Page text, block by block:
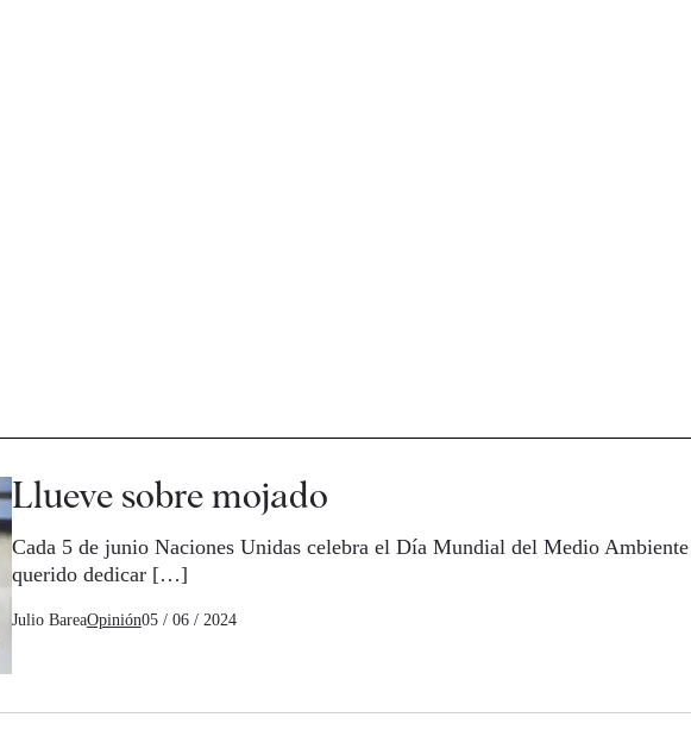
Llueve sobre mojado
Cada 5 de junio Naciones Unidas celebra el Día Mundial del Medio
querido dedicar […]
Julio BareaOpinión05 / 06 / 2024